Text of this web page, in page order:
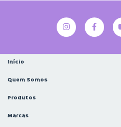
Início
Quem Somos
Produtos
Marcas